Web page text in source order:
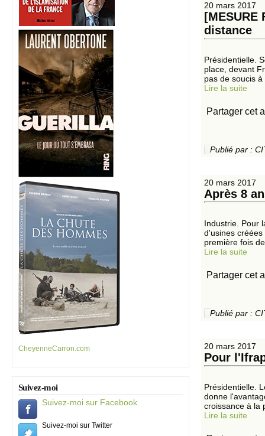
CheyenneCarron.com
Suivez-moi
Suivez-moi sur Facebook
Suivez-moi sur Twitter
20 mars 2017
distance
Présidentielle.
place, devant
pas de soucis
Lire la suite
Partager cet
Publié par :
20 mars 2017
Après 8
Industrie. Pour
d'usines
première fois
Lire la suite
Partager cet
Publié par :
20 mars 2017
Pour
Présidentielle.
donne
croissance à la
Lire la suite